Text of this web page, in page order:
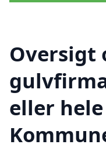
Oversigt
eller